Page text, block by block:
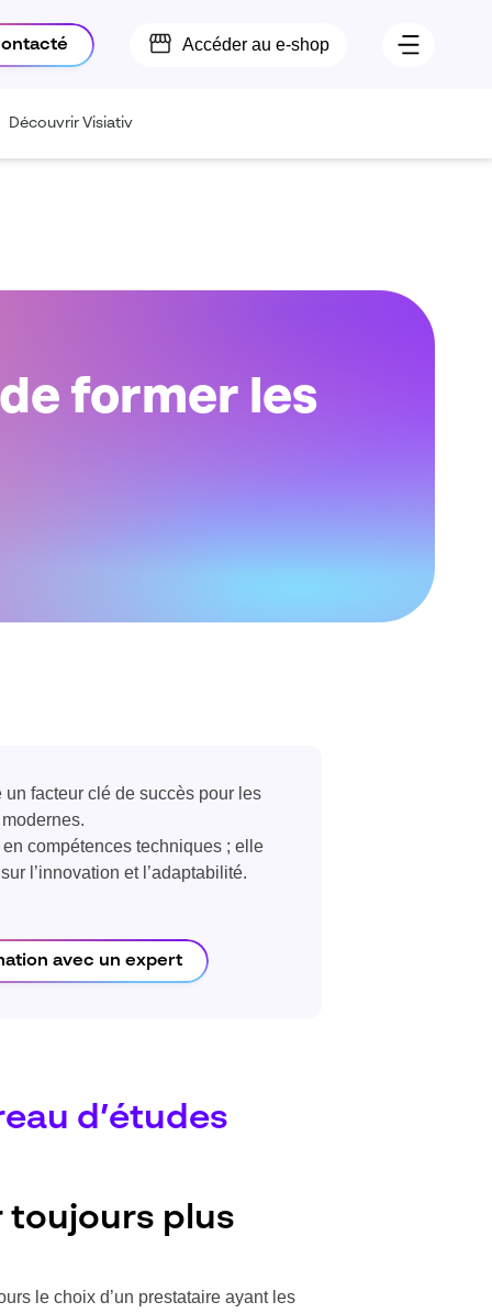
Accéder au e-shop
Découvrir Visiativ
former les
facteur clé de succès pour les
compétences techniques ; elle
l’innovation et l’adaptabilité.
avec un expert
d’études
toujours plus
le choix d’un prestataire ayant les